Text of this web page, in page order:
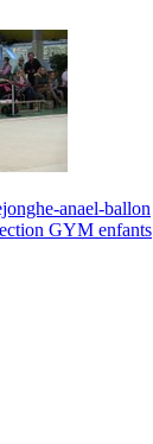
anael-ballon
GYM enfants